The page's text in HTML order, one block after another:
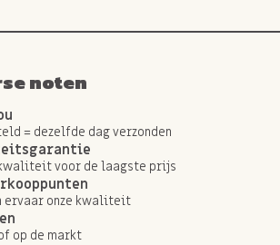
noten
= dezelfde dag verzonden
voor de laagste prijs
ervaar onze kwaliteit
op de markt